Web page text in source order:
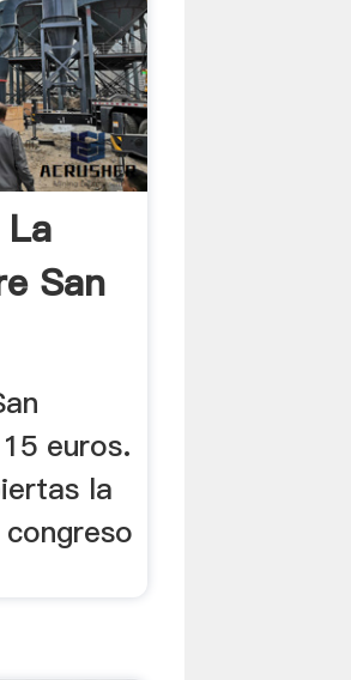
San
euros.
la